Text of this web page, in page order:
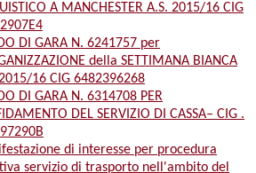
A MANCHESTER A.S. 2015/16 CIG
DI GARA N. 6241757 per
della SETTIMANA BIANCA
16 CIG 6482396268
DI GARA N. 6314708 PER
DEL SERVIZIO DI CASSA– CIG .
di interesse per procedura
servizio di trasporto nell'ambito del